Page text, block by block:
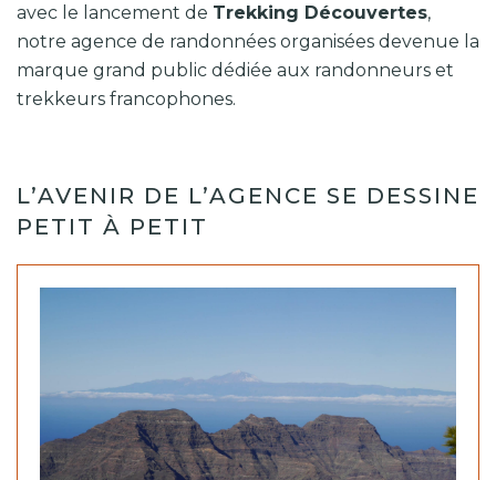
avec le lancement de Trekking Découvertes,
notre agence de randonnées organisées devenue la
marque grand public dédiée aux randonneurs et
trekkeurs francophones.
L’AVENIR DE L’AGENCE SE DESSINE
PETIT À PETIT